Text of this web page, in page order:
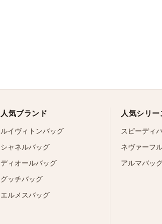
人気ブランド
ルイヴィトンバッグ
シャネルバッグ
ディオールバッグ
グッチバッグ
エルメスバッグ
人気シリー
スピーディ
ネヴァーフ
アルマバッ